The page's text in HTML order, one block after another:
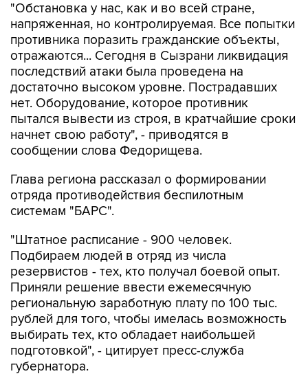
"Обстановка у нас, как и во всей стране,
напряженная, но контролируемая. Все попытки
противника поразить гражданские объекты,
отражаются... Сегодня в Сызрани ликвидация
последствий атаки была проведена на
достаточно высоком уровне. Пострадавших
нет. Оборудование, которое противник
пытался вывести из строя, в кратчайшие сроки
начнет свою работу", - приводятся в
сообщении слова Федорищева.
Глава региона рассказал о формировании
отряда противодействия беспилотным
системам "БАРС".
"Штатное расписание - 900 человек.
Подбираем людей в отряд из числа
резервистов - тех, кто получал боевой опыт.
Приняли решение ввести ежемесячную
региональную заработную плату по 100 тыс.
рублей для того, чтобы имелась возможность
выбирать тех, кто обладает наибольшей
подготовкой", - цитирует пресс-служба
губернатора.